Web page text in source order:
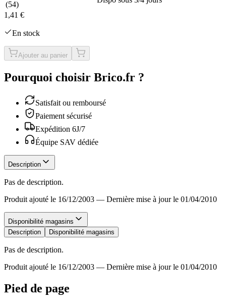
(54)
1,41 €
En stock
Ajouter au panier
Pourquoi choisir Brico.fr ?
Satisfait ou remboursé
Paiement sécurisé
Expédition 6J/7
Équipe SAV dédiée
Description
Pas de description.
Produit ajouté le 16/12/2003 — Dernière mise à jour le 01/04/2010
Disponibilité magasins
Description
Disponibilité magasins
Pas de description.
Produit ajouté le 16/12/2003 — Dernière mise à jour le 01/04/2010
Pied de page